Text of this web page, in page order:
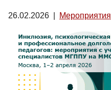
26.02.2026 Мероприятия